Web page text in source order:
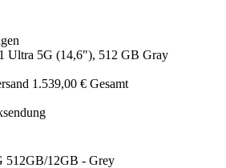
Ultra 5G (14,6"), 512 GB Gray
1.539,00 € Gesamt
512GB/12GB - Grey